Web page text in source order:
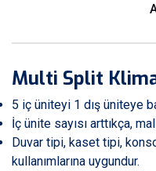
Multi Split
5 iç üniteyi 1 dış üniteye
İç ünite sayısı arttıkça,
Duvar tipi, kaset tipi,
kullanımlarına uygundur.